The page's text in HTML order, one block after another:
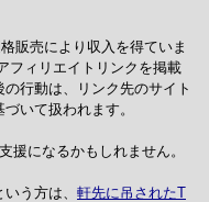
販売により収入を得ていま
フィリエイトリンクを掲載
行動は、リンク先のサイト
いて扱われます。
援になるかもしれません。
う方は、 軒先に吊されたT